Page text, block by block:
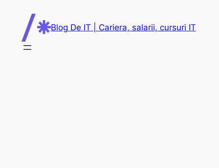
content
Blog De IT | Cariera, salarii, cursuri IT